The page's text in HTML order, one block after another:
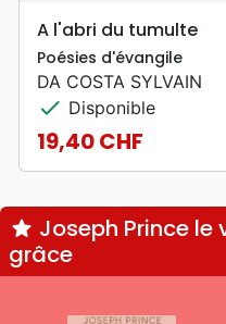
A l'abri du tumulte
Poésies d'évangile
DA COSTA SYLVAIN
check Disponible
Prix
19,40 CHF
star Joseph Prince
grâce